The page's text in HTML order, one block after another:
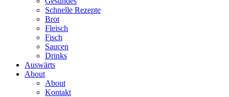
Schnelle Rezepte
Brot
Fleisch
Fisch
Saucen
Drinks
Auswärts
About
About
Kontakt